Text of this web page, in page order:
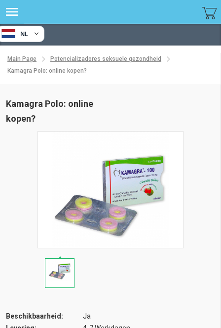
NL
Main Page
Potencializadores seksuele gezondheid
Kamagra Polo: online kopen?
Kamagra Polo: online
kopen?
Beschikbaarheid:
Ja